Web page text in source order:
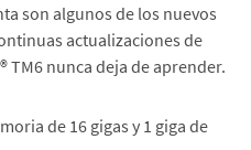
son algunos de los nuevos
actualizaciones de
nunca deja de aprender.
de 16 gigas y 1 giga de